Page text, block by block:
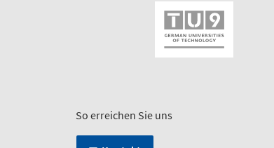
So erreichen Sie uns